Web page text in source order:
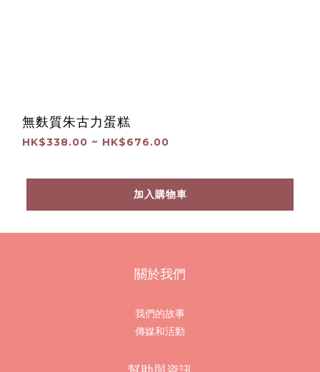
無麩質朱古力蛋糕
HK$338.00 ~ HK$676.00
加入購物車
關於我們
我們的故事
傳媒和活動